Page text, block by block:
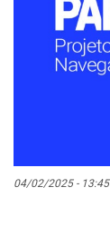
04/02/2025 - 13:45